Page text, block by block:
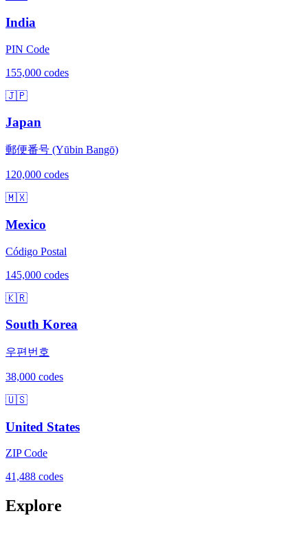
India
PIN Code
155,000 codes
🇯🇵
Japan
郵便番号 (Yūbin Bangō)
120,000 codes
🇲🇽
Mexico
Código Postal
145,000 codes
🇰🇷
South Korea
우편번호
38,000 codes
🇺🇸
United States
ZIP Code
41,488 codes
Explore